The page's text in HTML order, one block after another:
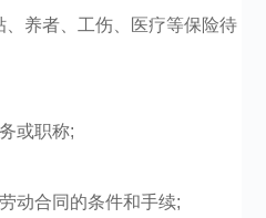
养者、工伤、医疗等保险待
或职称;
动合同的条件和手续;